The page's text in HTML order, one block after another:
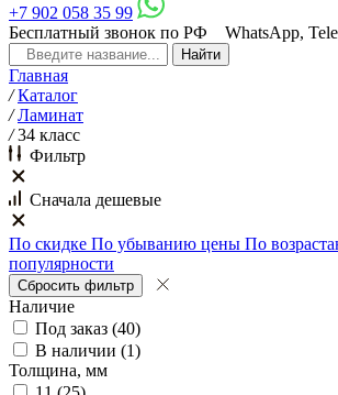
+7 902 058 35 99
Бесплатный звонок по РФ
WhatsApp,
Главная
/ Каталог
/ Ламинат
/ 34 класс
Фильтр
Сначала дешевые
По скидке По убыванию цены По
популярности
Наличие
Под заказ (40)
В наличии (1)
Толщина, мм